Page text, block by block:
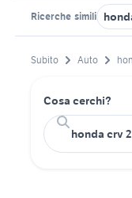
Ricerche simili
Subito Auto
Cosa cerchi?